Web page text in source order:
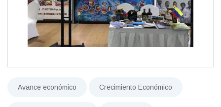
Avance económico Crecimiento Económico